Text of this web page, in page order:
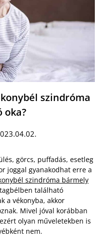
szindróma
oka?
görcs, puffadás, esetleg
joggal gyanakodhat erre a
szindróma bármely
található
a vékonyba, akkor
Mivel jóval korábban
olyan műveletekben is
nem.